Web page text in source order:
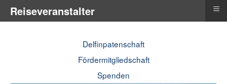
Delfinpatenschaft
Fördermitgliedschaft
Spenden
Reiseveranstalter ≡